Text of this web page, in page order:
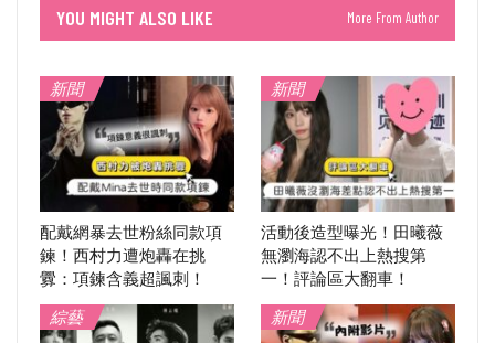
YOU MIGHT ALSO LIKE More From Author
新聞
配戴網暴去世粉絲同款項
鍊！西村力遭炮轟在挑
釁：項鍊含義超諷刺！
新聞
活動後造型曝光！田曦薇
無瀏海認不出上熱搜第
一！評論區大翻車！
綜藝
新聞